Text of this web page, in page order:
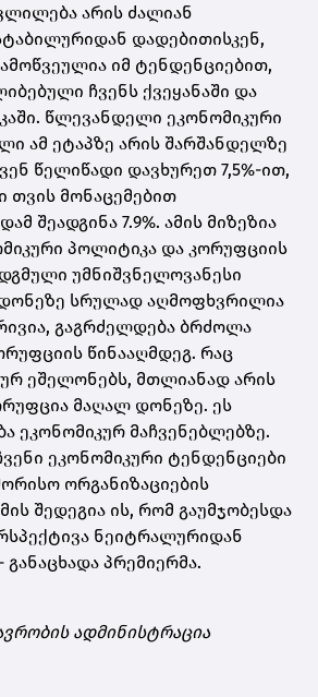
არის ძალიან
დადებითისკენ,
იმ ტენდენციებით,
ჩვენს ქვეყანაში და
წლევანდელი ეკონომიკური
ამ ეტაპზე არის შარშანდელზე
წელიწადი დავხურეთ 7,5%-ით,
თვის მონაცემებით
შეადგინა 7.9%. ამის მიზეზია
პოლიტიკა და კორუფციის
უმნიშვნელოვანესი
დონეზე სრულად აღმოფხვრილია
გაგრძელდება ბრძოლა
წინააღმდეგ. რაც
ეშელონებს, მთლიანად არის
მაღალ დონეზე. ეს
ეკონომიკურ მაჩვენებლებზე.
ეკონომიკური ტენდენციები
ორგანიზაციების
შედეგია ის, რომ გაუმჯობესდა
ნეიტრალურიდან
განაცხადა პრემიერმა.
ადმინისტრაცია